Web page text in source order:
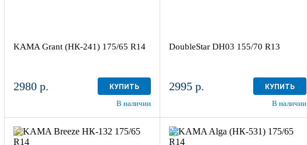
KAMA Grant (НК-241) 175/65 R14
2980 р. КУПИТЬ
В наличии
DoubleStar DH03 155/70 R13
2995 р. КУПИТЬ
В наличии